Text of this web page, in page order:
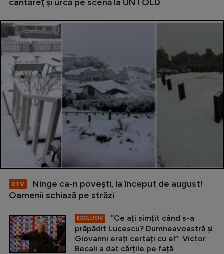
cântăreţ şi urcă pe scenă la UNTOLD
RTV
Ninge ca-n povești, la început de august!
Oamenii schiază pe străzi
EXCLUSIV
”Ce ați simțit când s-a
prăpădit Lucescu? Dumneavoastră și
Giovanni erați certați cu el”. Victor
Becali a dat cărțile pe față